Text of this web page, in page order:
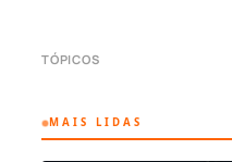
TÓPICOS
MAIS LIDAS